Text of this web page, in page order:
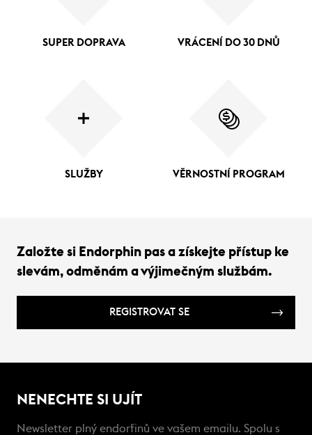
SUPER DOPRAVA VRÁCENÍ DO 30 DNŮ
SLUŽBY VĚRNOSTNÍ PROGRAM
Založte si Endorphin pas a získejte přístup ke
slevám, odměnám a výjimečným službám.
REGISTROVAT SE
NENECHTE SI UJÍT
Newsletter plný endorfinů ve vašem emailu. Spolu s